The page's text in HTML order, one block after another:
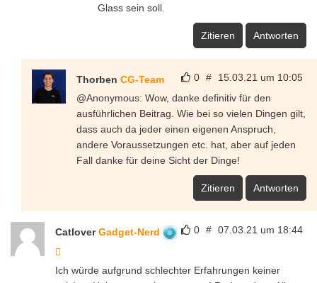
Glass sein soll.
Zitieren Antworten
0 # 15.03.21 um 10:05
Thorben CG-Team
@Anonymous: Wow, danke definitiv für den
ausführlichen Beitrag. Wie bei so vielen Dingen gilt,
dass auch da jeder einen eigenen Anspruch,
andere Voraussetzungen etc. hat, aber auf jeden
Fall danke für deine Sicht der Dinge!
Zitieren Antworten
0 # 07.03.21 um 18:44
CatloverGadget-Nerd
Ich würde aufgrund schlechter Erfahrungen keiner